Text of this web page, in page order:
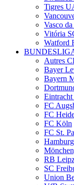
Tigres
Vasco
Vitória
Watford
Autres
Bayer
Bayern
FC
FC
FC Köln
FC St.
RB
SC
Union